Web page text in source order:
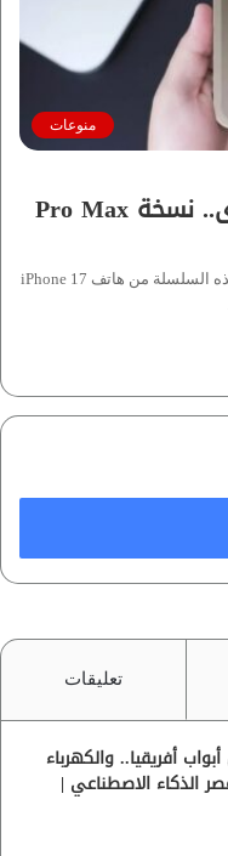
منوعات
سعر أيفون 17 بالجنيه المصرى.. نسخة Pro Max
يبحث الكثير عن سعر iPhone 17، حيث تتألف هذه السلسلة من هاتف iPhone 17
تعليقات
أفريقيا.. والكهرباء
الذكاء الاصطناعي |